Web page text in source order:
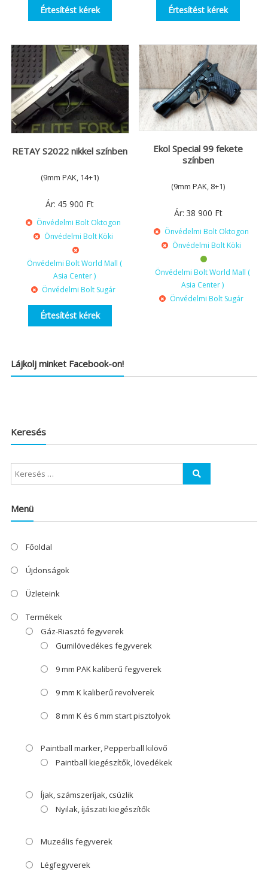
Értesítést kérek Értesítést kérek
RETAY S2022 nikkel színben
(9mm PAK, 14+1)
Ár: 45 900 Ft
Önvédelmi Bolt Oktogon
Önvédelmi Bolt Köki
Önvédelmi Bolt World Mall (
Asia Center )
Önvédelmi Bolt Sugár
Értesítést kérek
Ekol Special 99 fekete
színben
(9mm PAK, 8+1)
Ár: 38 900 Ft
Önvédelmi Bolt Oktogon
Önvédelmi Bolt Köki
Önvédelmi Bolt World Mall (
Asia Center )
Önvédelmi Bolt Sugár
Lájkolj minket Facebook-on!
Keresés
Menü
Főoldal
Újdonságok
Üzleteink
Termékek
Gáz-Riasztó fegyverek
Gumilövedékes fegyverek
9 mm PAK kaliberű fegyverek
9 mm K kaliberű revolverek
8 mm K és 6 mm start pisztolyok
Paintball marker, Pepperball kilövő
Paintball kiegészítők, lövedékek
Íjak, számszeríjak, csúzlik
Nyilak, íjászati kiegészítők
Muzeális fegyverek
Légfegyverek